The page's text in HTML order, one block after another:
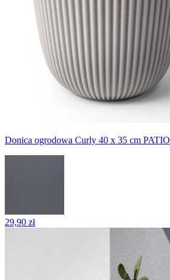
Donica ogrodowa Curly 40 x 35 cm PATIO
29,90 zł